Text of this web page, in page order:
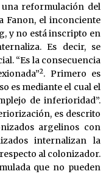
una reformulación del
Fanon, el inconciente
y no está inscripto en
Es decir, se
“Es la consecuencia
2. Primero es
es mediante el cual el
de inferioridad”.
es descrito
argelinos con
internalizan la
al colonizador.
que no pueden